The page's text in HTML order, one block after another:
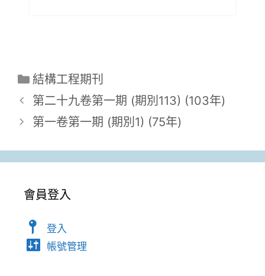
結構工程期刊
第二十九卷第一期 (期別113) (103年)
第一卷第一期 (期別1) (75年)
會員登入
登入
帳號管理